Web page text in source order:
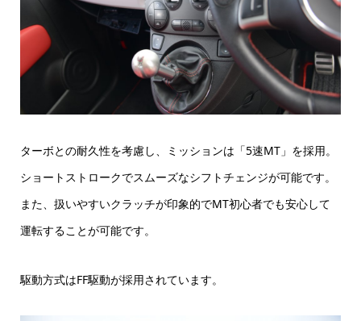
ターボとの耐久性を考慮し、ミッションは「5速MT」を採用。
ショートストロークでスムーズなシフトチェンジが可能です。
また、扱いやすいクラッチが印象的でMT初心者でも安心して
運転することが可能です。
駆動方式はFF駆動が採用されています。